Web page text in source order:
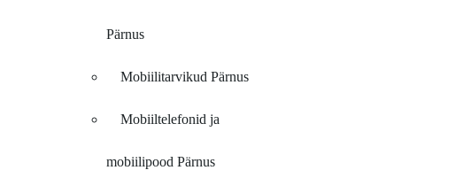
Pärnus
Mobiilitarvikud Pärnus
Mobiiltelefonid ja
mobiilipood Pärnus